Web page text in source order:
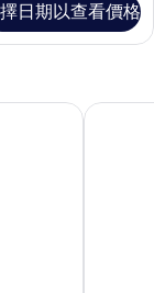
日期以查看價格
埃德蒙